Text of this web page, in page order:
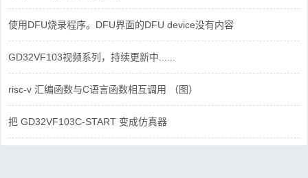
使用DFU烧录程序。DFU界面的DFU device没有内容
GD32VF103视频系列，持续更新中......
risc-v 汇编函数与C语言函数相互调用 （图）
把 GD32VF103C-START 变成仿真器